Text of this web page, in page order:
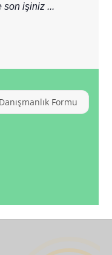
son işiniz ...
Danışmanlık Formu